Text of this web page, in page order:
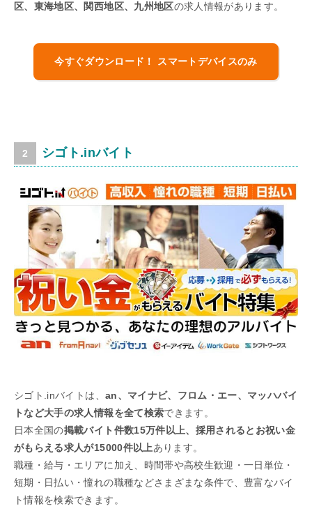
区、東海地区、関西地区、九州地区の求人情報があります。
今すぐダウンロード！ スマートデバイスのみ
シゴト.inバイト
シゴト.inバイトは、 an、マイナビ、フロム・エー、マッハバイ
トなど大手の求人情報を全て検索できます。
日本全国の掲載バイト件数15万件以上、採用されるとお祝い金
がもらえる求人が15000件以上あります。
職種・給与・エリアに加え、時間帯や高校生歓迎・一日単位・
短期・日払い・憧れの職種などさまざまな条件で、豊富なバイ
ト情報を検索できます。